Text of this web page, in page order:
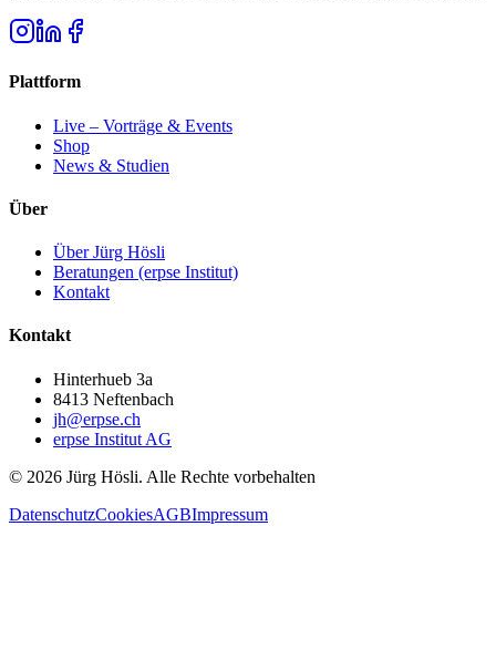
Plattform
Live – Vorträge & Events
Shop
News & Studien
Über
Über Jürg Hösli
Beratungen (erpse Institut)
Kontakt
Kontakt
Hinterhueb 3a
8413 Neftenbach
jh@erpse.ch
erpse Institut AG
© 2026 Jürg Hösli. Alle Rechte vorbehalten
DatenschutzCookiesAGBImpressum